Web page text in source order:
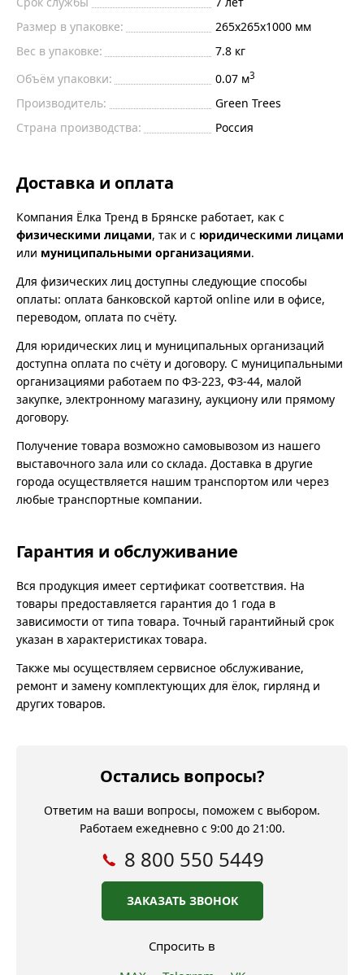
Размер в упаковке:
265х265х1000 мм
Вес в упаковке:
7.8 кг
Объём упаковки:
0.07 м3
Производитель:
Green Trees
Страна производства:
Россия
Доставка и оплата
Компания Ёлка Тренд в Брянске работает, как с
физическими лицами, так и с юридическими лицами
или муниципальными организациями.
Для физических лиц доступны следующие способы
оплаты: оплата банковской картой online или в офисе,
переводом, оплата по счёту.
Для юридических лиц и муниципальных организаций
доступна оплата по счёту и договору. С муниципальными
организациями работаем по ФЗ-223, ФЗ-44, малой
закупке, электронному магазину, аукциону или прямому
договору.
Получение товара возможно самовывозом из нашего
выставочного зала или со склада. Доставка в другие
города осуществляется нашим транспортом или через
любые транспортные компании.
Гарантия и обслуживание
Вся продукция имеет сертификат соответствия. На
товары предоставляется гарантия до 1 года в
зависимости от типа товара. Точный гарантийный срок
указан в характеристиках товара.
Также мы осуществляем сервисное обслуживание,
ремонт и замену комплектующих для ёлок, гирлянд и
других товаров.
Остались вопросы?
Ответим на ваши вопросы, поможем с выбором.
Работаем ежедневно с 9:00 до 21:00.
8 800 550 5449
ЗАКАЗАТЬ ЗВОНОК
Спросить в